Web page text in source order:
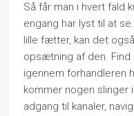
Så får man i hvert fald
engang har lyst til at
lille fætter, kan det
opsætning af den. Find
igennem forhandleren
kommer nogen slinger
adgang til kanaler,